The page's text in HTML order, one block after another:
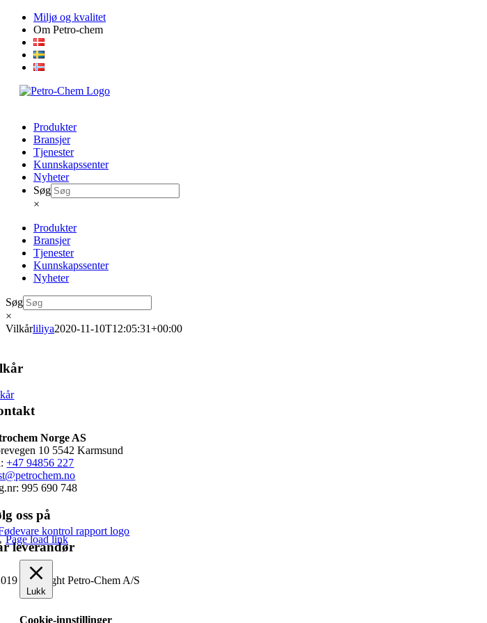
Skip
content
Miljø og kvalitet
Om Petro-chem
Produkter
Bransjer
Tjenester
Kunnskapssenter
Nyheter
Søg
×
Produkter
Bransjer
Tjenester
Kunnskapssenter
Nyheter
Søg
×
Vilkårliliya2020-11-10T12:05:31+00:00
Norge AS
10 5542 Karmsund
+47 94856 227
995 690 748
oss på
leverandør
Copyright Petro-Chem A/S
Page load link
Lukk
Cookie-innstillinger